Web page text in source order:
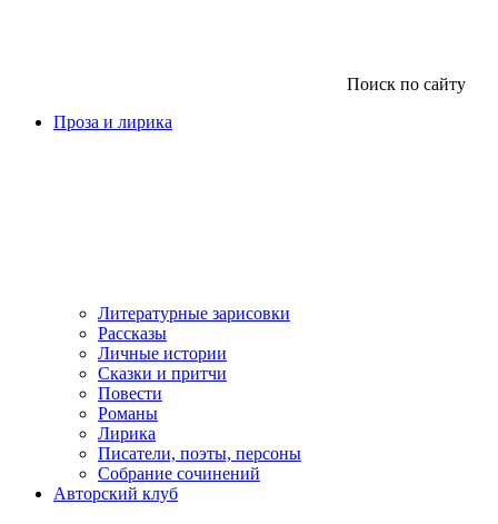
Поиск по сайту
Проза и лирика
Литературные зарисовки
Рассказы
Личные истории
Сказки и притчи
Повести
Романы
Лирика
Писатели, поэты, персоны
Собрание сочинений
Авторский клуб